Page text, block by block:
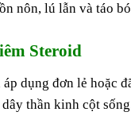
nôn, lú lẫn và táo
Steroid
dụng đơn lẻ hoặc
thần kinh cột